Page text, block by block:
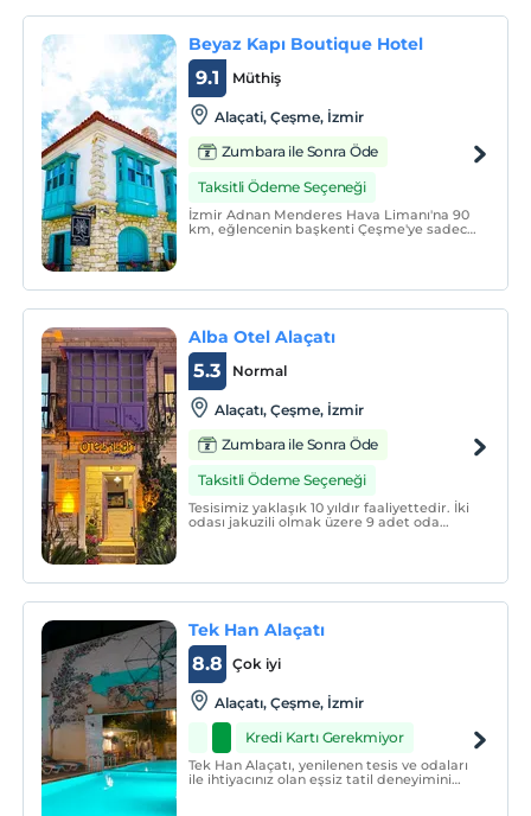
Beyaz Kapı Boutique Hotel
Müthiş
9.1
Alaçati, Çeşme, İzmir
Zumbara ile Sonra Öde
Taksitli Ödeme Seçeneği
İzmir Adnan Menderes Hava Limanı'na 90
km, eğlencenin başkenti Çeşme'ye sadece
Sörf kulüplerine 5 km mesafededir.
Alba Otel Alaçatı
Normal
5.3
Alaçatı, Çeşme, İzmir
Zumbara ile Sonra Öde
Taksitli Ödeme Seçeneği
Tesisimiz yaklaşık 10 yıldır faaliyettedir. İki
odası jakuzili olmak üzere 9 adet oda
Tek Han Alaçatı
Çok iyi
8.8
Alaçatı, Çeşme, İzmir
Kredi Kartı Gerekmiyor
Tek Han Alaçatı, yenilenen tesis ve odaları
ile ihtiyacınız olan eşsiz tatil deneyimini